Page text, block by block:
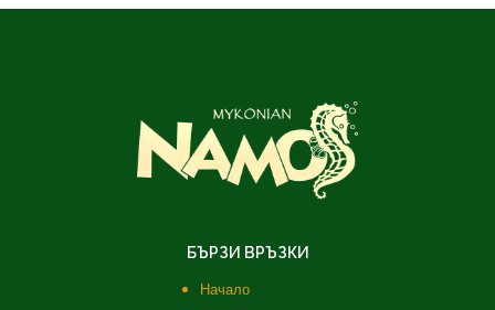
БЪРЗИ ВРЪЗКИ
Начало